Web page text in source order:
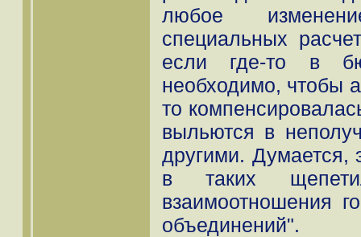
любое
специальных
если где-то в
необходимо, чтобы
то
выльются в
другими. Думается,
в таких
взаимоотношения
объединений".